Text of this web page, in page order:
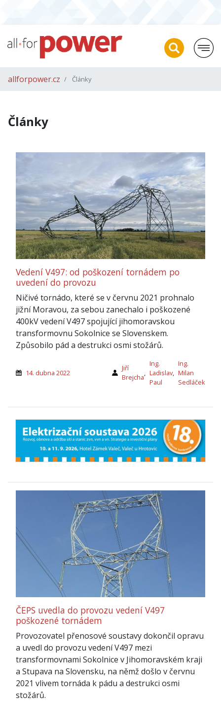
allforpower.cz Články
Články
Vedení V497: od poškození tornádem po
uvedení do provozu
Ničivé tornádo, které se v červnu 2021 prohnalo
jižní Moravou, za sebou zanechalo i poškozené
400kV vedení V497 spojující jihomoravskou
transformovnu Sokolnice se Slovenskem.
Způsobilo pád a destrukci osmi stožárů.
14. dubna 2022
Jiří
Brejcha
,
Ing.
Ladislav
Paul
,
Ing.
Milan
Sedláček
ČEPS uvedla do provozu vedení V497
poškozené tornádem
Provozovatel přenosové soustavy dokončil opravu
a uvedl do provozu vedení V497 mezi
transformovnami Sokolnice v Jihomoravském kraji
a Stupava na Slovensku, na němž došlo v červnu
2021 vlivem tornáda k pádu a destrukci osmi
stožárů.